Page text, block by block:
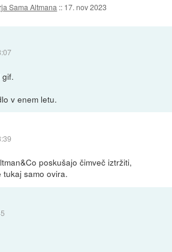
Sama Altmana :: 17. nov 2023
v enem letu.
poskušajo čimveč iztržiti,
samo ovira.